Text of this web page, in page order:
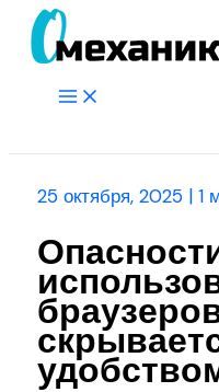
Перейти
Main
25 октября, 2025 |1